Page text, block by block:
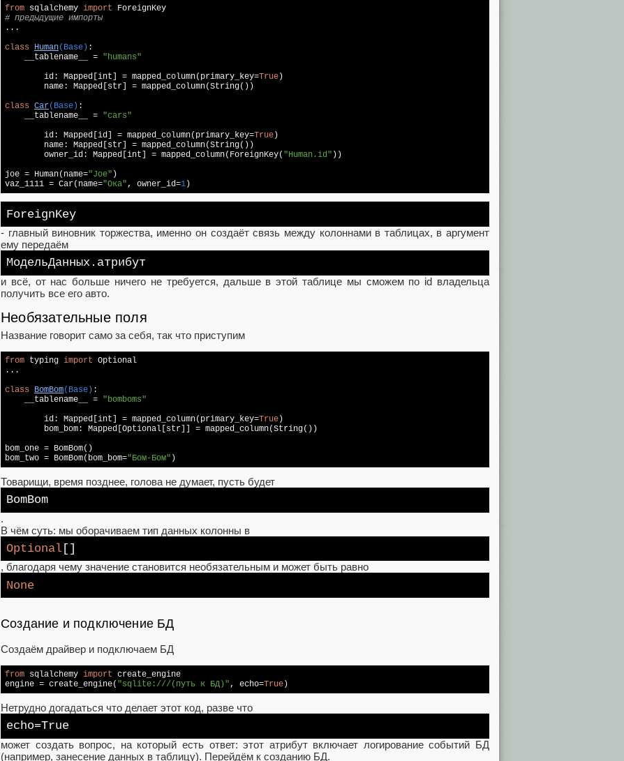
from sqlalchemy import
# предыдущие импорты
...
class
Human(Base) :
__tablename__ = "humans"
	id: Mapped[int] = mapped_column(primary_key=
True )
class Car(Base) :
__tablename__ = "cars"
	id: Mapped[id] = mapped_column(primary_key=
True )
	owner_id: Mapped[int] = mapped_column(ForeignKey(
"Human.id" ))
joe = Human(name="Joe" )
vaz_1111 = Car(name="Ока", owner_id=1
ForeignKey
- главный виновник торжества, именно он создаёт связь между колоннами в таблицах, в аргумент
ему передаём
МодельДанных.атрибут
и всё, от нас больше ничего не требуется, дальше в этой таблице мы сможем по id владельца
получить все его авто.
Необязательные поля
Название говорит само за себя, так что приступим
from typing import Optional
...
class
BomBom(Base) :
__tablename__ = "bomboms"
	id: Mapped[int] = mapped_column(primary_key=
True)
bom_one = BomBom()
bom_two = BomBom(bom_bom="Бом-Бом"
Товарищи, время позднее, голова не думает, пусть будет
BomBom
.
В чём суть: мы оборачиваем тип данных колонны в
Optional []
, благодаря чему значение становится необязательным и может быть равно
None
Создание и подключение БД
Создаём драйвер и подключаем БД
from sqlalchemy import create_engine
engine = create_engine( "sqlite:///(путь к БД)", echo=True
Нетрудно догадаться что делает этот код, разве что
echo=True
может создать вопрос, на который есть ответ: этот атрибут включает логирование событий БД
(например, занесение данных в таблицу). Перейдём к созданию БД.